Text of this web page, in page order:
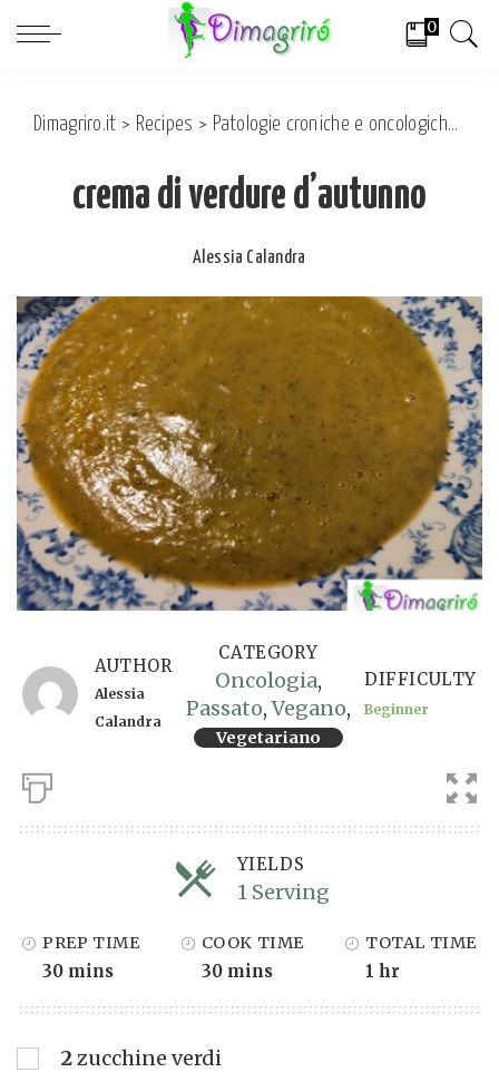
0
Dimagriro.it > Recipes > Patologie croniche e oncologiche
crema di verdure d’autunno
Posted
Alessia Calandra
AUTHOR
Alessia
Calandra
CATEGORY
Oncologia,
Passato,Vegano,
Vegetariano
DIFFICULTY
Beginner
YIELDS
1 ServingServings
PREP TIME
30 mins
COOK TIME
30 mins
TOTAL TIME
1 hr
2zucchine verdi